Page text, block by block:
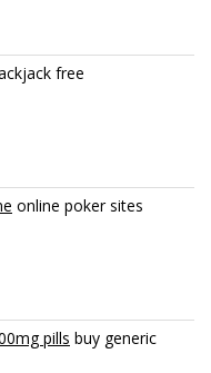
free
online poker sites
pills buy generic